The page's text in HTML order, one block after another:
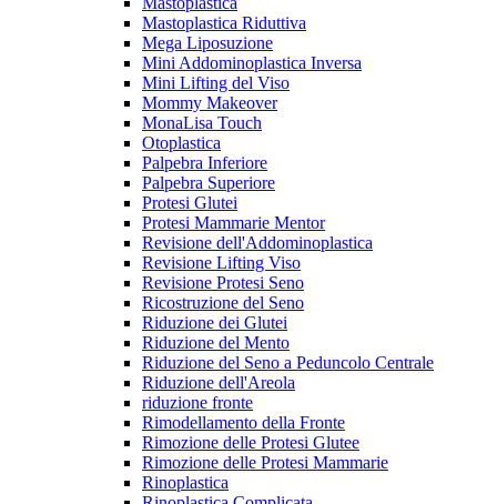
Mastoplastica Riduttiva
Mega Liposuzione
Mini Addominoplastica Inversa
Mini Lifting del Viso
Mommy Makeover
MonaLisa Touch
Otoplastica
Palpebra Inferiore
Palpebra Superiore
Protesi Glutei
Protesi Mammarie Mentor
Revisione dell'Addominoplastica
Revisione Lifting Viso
Revisione Protesi Seno
Ricostruzione del Seno
Riduzione dei Glutei
Riduzione del Mento
Riduzione del Seno a Peduncolo Centrale
Riduzione dell'Areola
riduzione fronte
Rimodellamento della Fronte
Rimozione delle Protesi Glutee
Rimozione delle Protesi Mammarie
Rinoplastica